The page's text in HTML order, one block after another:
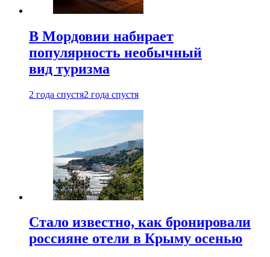
В Мордовии набирает
популярность необычный
вид туризма
2 года спустя2 года спустя
Стало известно, как бронировали
россияне отели в Крыму осенью